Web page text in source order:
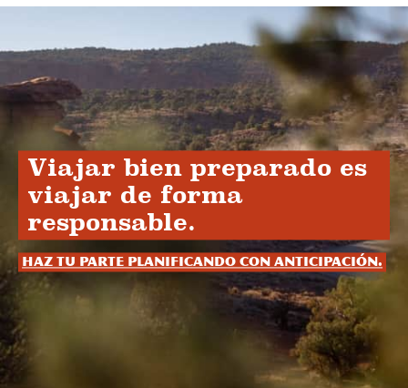
Viajar bien preparado es
viajar de forma
responsable.
Haz tu parte planificando con anticipación.